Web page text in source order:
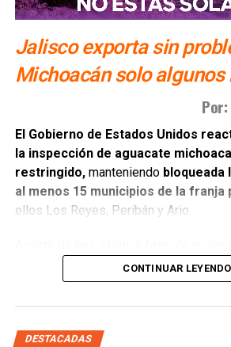
Jalisco exporta sin
Michoacán solo
El Gobierno de Estados Unidos
la inspección de aguacate
restringido,manteniendo bloqueada
al menos 15 municipios de la franja
ellos Los Reyes, Peribán y Ario.
autorizado para revisión por parte de
estadounidenses es el originario de
Tacámbaro, Uruapan y el corredor
CONTINUAR LEYENDO
DESTACADAS